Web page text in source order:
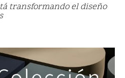
transformando el diseño